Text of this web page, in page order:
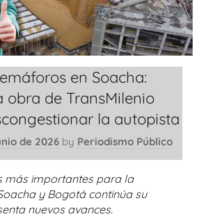
en Soacha:
obra de TransMilenio
la autopista
de 2026 by Periodismo Público
más importantes para la
y Bogotá continúa su
nuevos avances.